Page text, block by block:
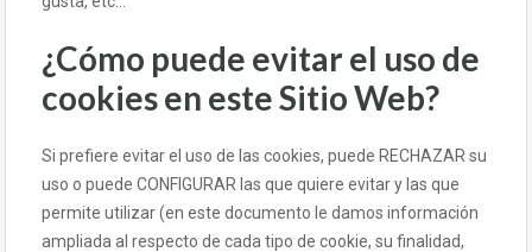
¿Cómo puede evitar el uso de
cookies en este Sitio Web?
Si prefiere evitar el uso de las cookies, puede RECHAZAR su
uso o puede CONFIGURAR las que quiere evitar y las que
permite utilizar (en este documento le damos información
ampliada al respecto de cada tipo de cookie, su finalidad,